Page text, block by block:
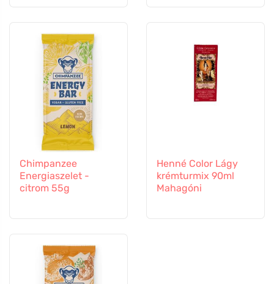
Chimpanzee
Energiaszelet -
citrom 55g
Henné Color Lágy
krémturmix 90ml
Mahagóni